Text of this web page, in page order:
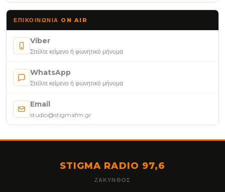
ΕΠΙΚΟΙΝΩΝΊΑ ON AIR
Viber
Στείλτε κείμενο ή φωνητικό μήνυμα
WhatsApp
Στείλτε κείμενο ή φωνητικό μήνυμα
Email
studio@stigmafm.gr
STIGMA RADIO 97,6
ΖΆΚΥΝΘΟΣ